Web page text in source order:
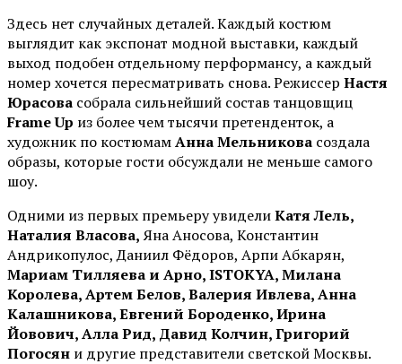
Здесь нет случайных деталей. Каждый костюм
выглядит как экспонат модной выставки, каждый
выход подобен отдельному перформансу, а каждый
номер хочется пересматривать снова. Режиссер Настя
Юрасова собрала сильнейший состав танцовщиц
Frame Up из более чем тысячи претенденток, а
художник по костюмамАнна Мельникова создала
образы, которые гости обсуждали не меньше самого
шоу.
Одними из первых премьеру увиделиКатя Лель,
Наталия Власова,Яна Аносова, Константин
Андрикопулос, Даниил Фёдоров, Арпи Абкарян,
Мариам Тилляева и Арно, ISTOKYA, Милана
Королева, Артем Белов, Валерия Ивлева, Анна
Калашникова, Евгений Бороденко, Ирина
Йовович, Алла Рид, Давид Колчин, Григорий
Погосян и другие представители светской Москвы.